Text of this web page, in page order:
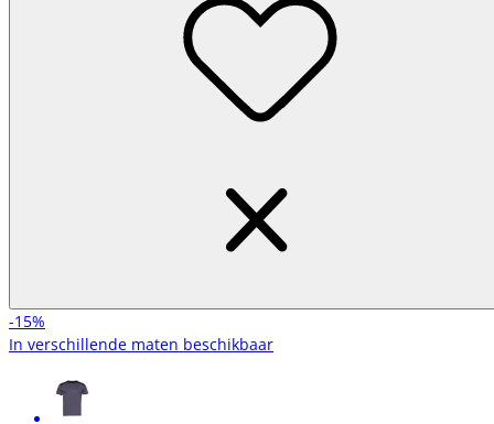
-15%
In verschillende maten beschikbaar